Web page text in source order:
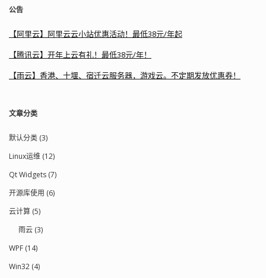
公告
【阿里云】阿里云云小站优惠活动！最低38元/年起
【腾讯云】开年上云有礼！最低38元/年！
【雨云】香港、十堰、宿迁云服务器，游戏云。不定期发放优惠券！
文章分类
默认分类 (3)
Linux运维 (12)
Qt Widgets (7)
开源库使用 (6)
云计算 (5)
雨云 (3)
WPF (14)
Win32 (4)